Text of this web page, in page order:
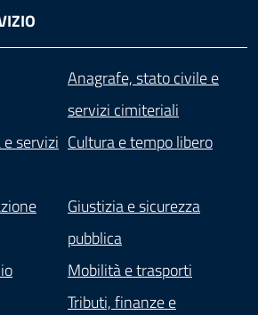
Anagrafe, stato civile e
servizi cimiteriali
servizi Cultura e tempo libero
Giustizia e sicurezza
pubblica
Mobilità e trasporti
Tributi, finanze e